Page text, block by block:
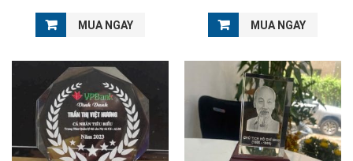
MUA NGAY MUA NGAY